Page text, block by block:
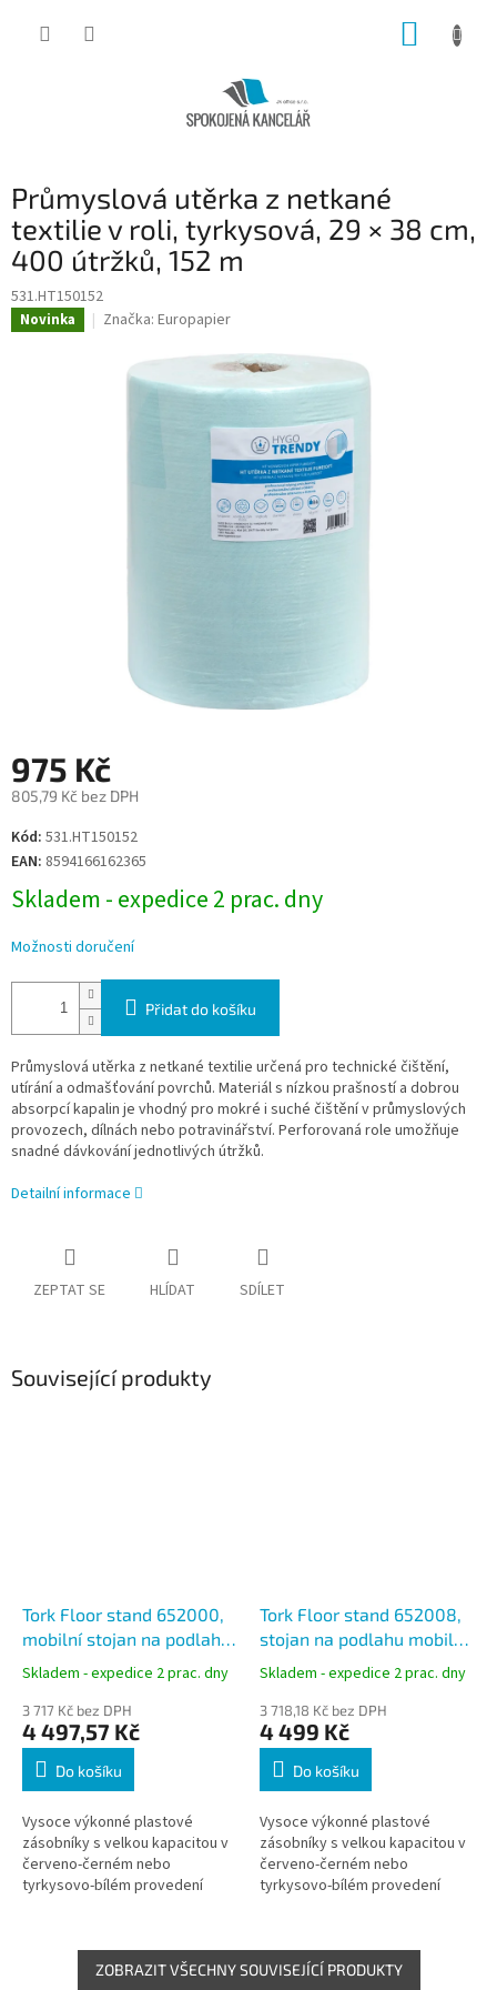
Průmyslová utěrka z netkané
textilie v roli, tyrkysová, 29 × 38 cm,
400 útržků, 152 m
531.HT150152
Novinka Značka: Europapier
975 Kč
805,79 Kč bez DPH
Měrná
cena:
Kód: 531.HT150152
EAN: 8594166162365
Skladem - expedice 2 prac. dny
Možnosti doručení
Přidat do košíku
Průmyslová utěrka z netkané textilie určená pro technické čištění,
utírání a odmašťování povrchů. Materiál s nízkou prašností a dobrou
absorpcí kapalin je vhodný pro mokré i suché čištění v průmyslových
provozech, dílnách nebo potravinářství. Perforovaná role umožňuje
snadné dávkování jednotlivých útržků.
Detailní informace
ZEPTAT SE HLÍDAT SDÍLET
Související produkty
Tork Floor stand 652000,
mobilní stojan na podlahu,
bílá/tyrkysová, W1
Skladem - expedice 2 prac. dny
3 717 Kč bez DPH
4 497,57 Kč
Do košíku
Vysoce výkonné plastové
zásobníky s velkou kapacitou v
červeno-černém nebo
tyrkysovo-bílém provedení
Tork Floor stand 652008,
stojan na podlahu mobilní,
červená/černá, W1
Skladem - expedice 2 prac. dny
3 718,18 Kč bez DPH
4 499 Kč
Do košíku
Vysoce výkonné plastové
zásobníky s velkou kapacitou v
červeno-černém nebo
tyrkysovo-bílém provedení
ZOBRAZIT VŠECHNY SOUVISEJÍCÍ PRODUKTY